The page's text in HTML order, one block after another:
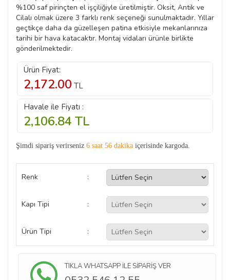
%100 saf pirinçten el işçiliğiyle üretilmiştir. Oksit, Antik ve
Cilalı olmak üzere 3 farklı renk seçeneği sunulmaktadır. Yıllar
geçtikçe daha da güzelleşen patina etkisiyle mekanlarınıza
tarihi bir hava katacaktır. Montaj vidaları ürünle birlikte
gönderilmektedir.
Ürün Fiyat:
2,172.00 TL
Havale ile Fiyatı :
2,106.84 TL
Şimdi sipariş verirseniz 6 saat 56 dakika içerisinde kargoda.
Renk :
Kapı Tipi :
Ürün Tipi :
TIKLA WHATSAPP İLE SİPARİŞ VER